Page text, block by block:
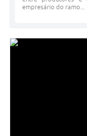
empresário do ramo...